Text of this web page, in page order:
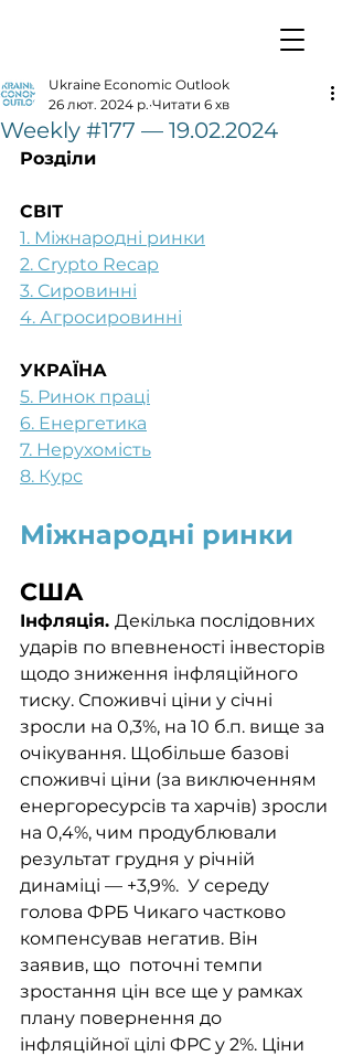
Weekly #177 — 19.02.2024
Ukraine Economic Outlook
26 лют. 2024 р. Читати 6 хв
Розділи
СВІТ
1. Міжнародні ринки
2. Crypto Recap
3. Сировинні
4. Агросировинні
УКРАЇНА
5. Ринок праці
6. Енергетика
7. Нерухомість
8. Курс
Міжнародні ринки
США
Інфляція. Декілька послідовних
ударів по впевненості інвесторів
щодо зниження інфляційного
тиску. Споживчі ціни у січні
зросли на 0,3%, на 10 б.п. вище за
очікування. Щобільше базові
споживчі ціни (за виключенням
енергоресурсів та харчів) зросли
на 0,4%, чим продублювали
результат грудня у річній
динаміці — +3,9%.  У середу
голова ФРБ Чикаго частково
компенсував негатив. Він
заявив, що  поточні темпи
зростання цін все ще у рамках
плану повернення до
інфляційної цілі ФРС у 2%. Ціни